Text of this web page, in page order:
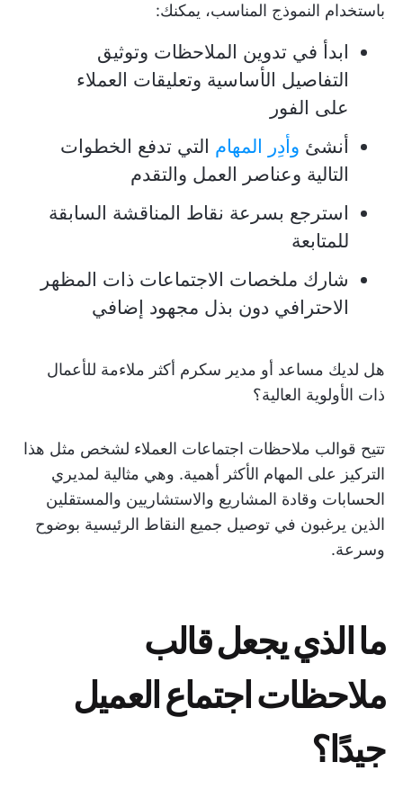
باستخدام النموذج المناسب، يمكنك:
ابدأ في تدوين الملاحظات وتوثيق
التفاصيل الأساسية وتعليقات العملاء
على الفور
أنشئ وأدِر المهام التي تدفع الخطوات
التالية وعناصر العمل والتقدم
استرجع بسرعة نقاط المناقشة السابقة
للمتابعة
شارك ملخصات الاجتماعات ذات المظهر
الاحترافي دون بذل مجهود إضافي
هل لديك مساعد أو مدير سكرم أكثر ملاءمة للأعمال
ذات الأولوية العالية؟
تتيح قوالب ملاحظات اجتماعات العملاء لشخص مثل هذا
التركيز على المهام الأكثر أهمية. وهي مثالية لمديري
الحسابات وقادة المشاريع والاستشاريين والمستقلين
الذين يرغبون في توصيل جميع النقاط الرئيسية بوضوح
وسرعة.
ما الذي يجعل قالب
ملاحظات اجتماع العميل
جيدًا؟